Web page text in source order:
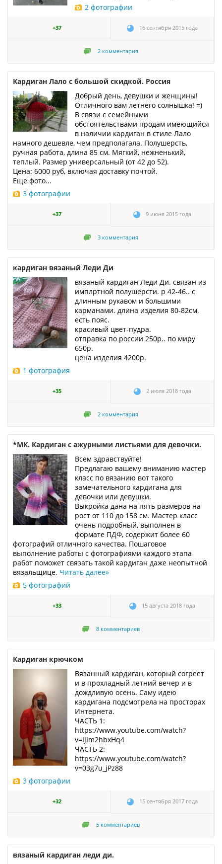
2 фотографии
+37 16 сентября 2015 года
2 комментария
Кардиган Лало с большой скидкой. Россия
Добрый день, девушки и женщины!
Отличного вам летнего солнышка! =)
В связи с семейными
обстоятельствами продам имеющийся
в наличии кардиган в стиле Лало
намного дешевле, чем предполагала. Полушерсть,
ручная работа, длина 85 см. Мягкий, нежненький,
теплый. Размер универсальный (от 42 до 52).
Цена: 6000 руб, включая доставку почтой.
Еще фото...
3 фотографии
+37 9 июня 2015 года
3 комментария
кардиган вязаный Леди Ди
вязаный кардиган Леди Ди. связан из
имплртной полушерсти. р 42-46.. с
длинным рукавом и большими
карманами. длина изделия 80-82см.
есть пояс.
красивый цвет-пудра.
отправка по россии 250р.. по миру
650р.
цена изделия 4200р.
1 фотография
+35 2 июля 2018 года
2 комментария
*МК. Кардиган с ажурными листьями для девочки.
Всем здравствуйте!
Предлагаю вашему вниманию мастер
класс по вязанию вот такого
замечательного кардигана для
девочки или девушки.
Выкройка дана на пять размеров на
рост от 110 до 158 см. Мастер класс
очень подробный, выполнен в
формате ПДФ, содержит более 60
фотографий отличного качества. Пошаговое
выполнение работы с фотографиями каждого этапа
работ поможет связать такой кардиган даже неопытной
вязальщице. Читать далее»
5 фотографий
+33 15 августа 2018 года
8 комментариев
Кардиган крючком
Вязанный кардиган, который согреет
и в прохладный летний вечер и в
дождливую осень. Саму идею
кардигана подсмотрела на просторах
Интернета.
ЧАСТЬ 1:
https://www.youtube.com/watch?
v=IJIm2hbxHq4
ЧАСТЬ 2:
https://www.youtube.com/watch?
v=03g7u_jPz88
3 фотографии
+32 15 сентября 2017 года
5 комментариев
вязаный кардиган леди ди.